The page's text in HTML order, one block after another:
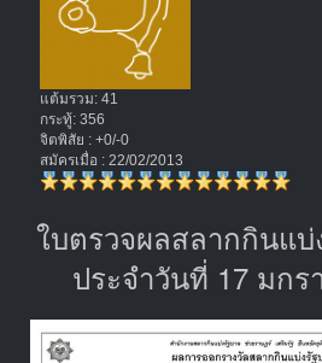
แต้มรวม: 41
กระทู้: 356
จิตพิสัย : +0/-0
สมัครเมื่อ : 22/02/2013
ใบตรวจผลสลากกินแบ่
ประจำวันที่ 17 มกร